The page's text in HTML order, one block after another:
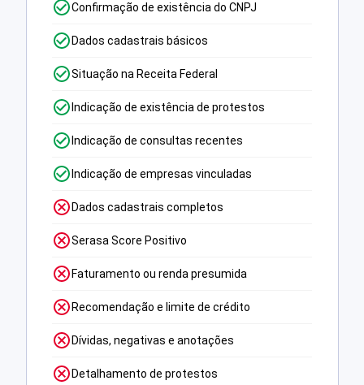
Confirmação de existência do CNPJ
Dados cadastrais básicos
Situação na Receita Federal
Indicação de existência de protestos
Indicação de consultas recentes
Indicação de empresas vinculadas
Dados cadastrais completos
Serasa Score Positivo
Faturamento ou renda presumida
Recomendação e limite de crédito
Dívidas, negativas e anotações
Detalhamento de protestos